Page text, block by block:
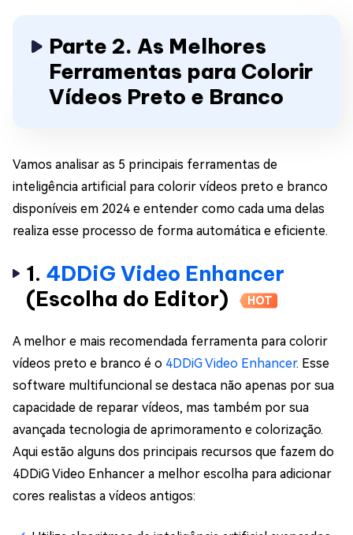
Parte 2. As Melhores
Ferramentas para Colorir
Vídeos Preto e Branco
Vamos analisar as 5 principais ferramentas de
inteligência artificial para colorir vídeos preto e branco
disponíveis em 2024 e entender como cada uma delas
realiza esse processo de forma automática e eficiente.
1. 4DDiG Video Enhancer
(Escolha do Editor)
HOT
A melhor e mais recomendada ferramenta para colorir
vídeos preto e branco é o 4DDiG Video Enhancer. Esse
software multifuncional se destaca não apenas por sua
capacidade de reparar vídeos, mas também por sua
avançada tecnologia de aprimoramento e colorização.
Aqui estão alguns dos principais recursos que fazem do
4DDiG Video Enhancer a melhor escolha para adicionar
cores realistas a vídeos antigos: